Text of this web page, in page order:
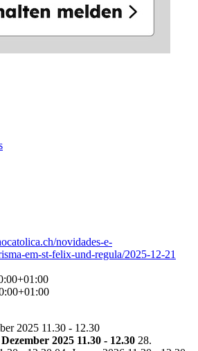
novidades-e-
em-st-felix-und-regula/2025-12-21
2025 11.30 - 12.30
2025 11.30 - 12.30 28.